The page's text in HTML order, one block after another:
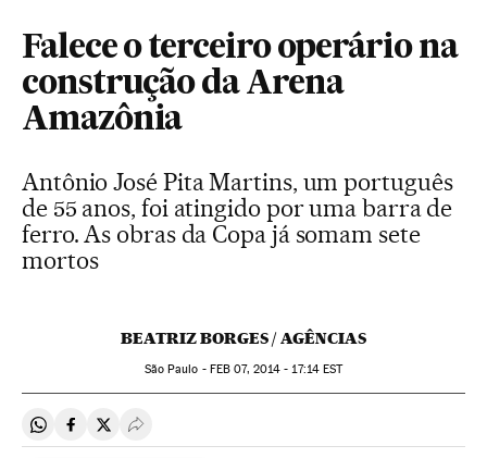
Falece o terceiro operário na
construção da Arena
Amazônia
Antônio José Pita Martins, um português
de 55 anos, foi atingido por uma barra de
ferro. As obras da Copa já somam sete
mortos
BEATRIZ BORGES / AGÊNCIAS
São Paulo - FEB 07, 2014 - 17:14EST
Compartir en Whatsapp
Compartir en Facebook
Compartir en Twitter
Desplegar Redes Sociales